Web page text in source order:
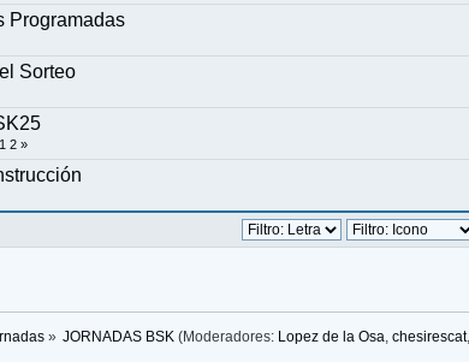
Programadas
Sorteo
1 2 »
» JORNADAS BSK (Moderadores: Lopez de la Osa ,chesirescat,